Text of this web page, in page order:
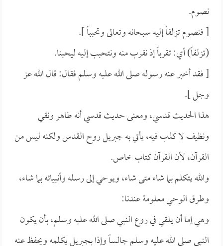
نصوم.
[ فنصوم تزلفاً إليه سبحانه وتعالى وتحبباً ].
(تزلفاً) أي: تقرباً إذ نقرب منه ونتحبب إليه ليحبنا.
[ فقد أخبر عنه رسوله صلى الله عليه وسلم فقال: قال الله عز
وجل ].
هذا الحديث قدسي، ومعنى حديث قدسي أنه طاهر ونقي
ونظيف لا كذب فيه، يأتي به جبريل روح القدس ولكنه ليس من
القرآن، لأن القرآن كتاب خاص.
والله يتكلم بما شاء متى شاء، ويوحي إلى رسله وأنبيائه بما شاء،
وطرق الوحي معلومة عندنا:
وهي إما أن يلقي في روع النبي صلى الله عليه وسلم، بأن يكون
النبي صلى الله عليه وسلم جالساً وإذا بجبريل يكلمه ويحفظ عنه